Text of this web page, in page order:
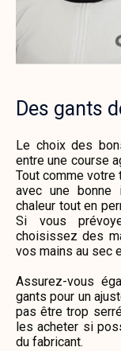
Des gants
Le choix des
entre une course
Tout comme
avec une bonne
chaleur tout en
Si vous
choisissez des
vos mains au sec
Assurez-vous
gants pour un
pas être trop
les acheter si
du fabricant.